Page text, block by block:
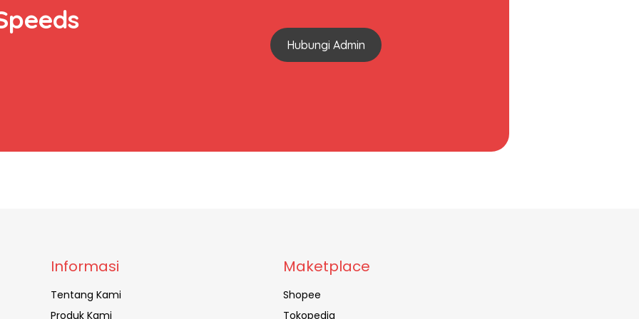
Hubungi Admin
Informasi
Tentang Kami
Produk Kami
Maketplace
Shopee
Tokopedia